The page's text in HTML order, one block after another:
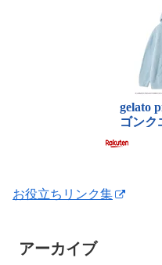
お役立ちリンク集
アーカイブ